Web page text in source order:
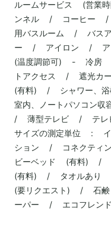
ルームサービス (営
ンネル / コーヒー
用バスルーム / バス
ー / アイロン / ア
(温度調節可) - 冷房
トアクセス / 遮光カ
(有料) / シャワー、
室内、ノートパソコン
/ 薄型テレビ / テ
サイズの測定単位 :
ション / コネクティ
ビーベッド (有料) /
(有料) / タオルあり
(要リクエスト) / 石
ーパー / エコフレン